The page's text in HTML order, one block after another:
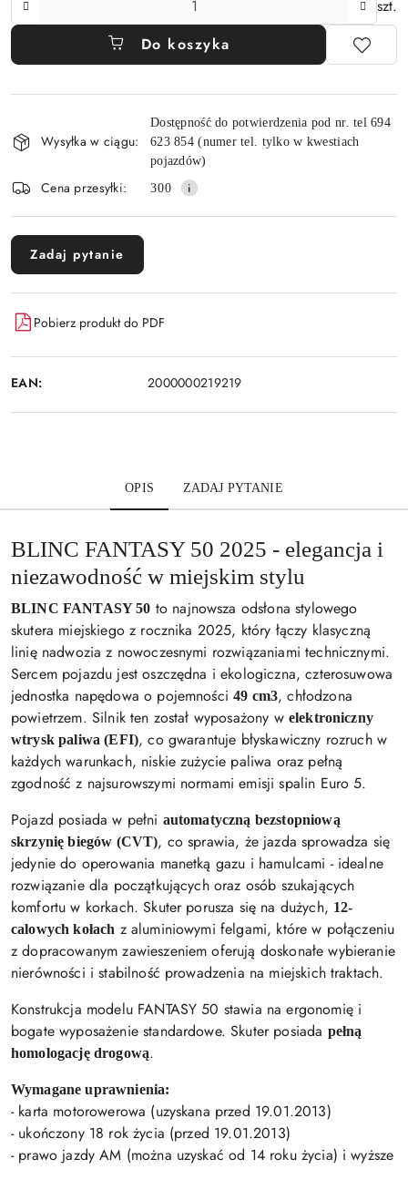
szt.
Do koszyka
i
dostawa
Wysyłka w ciągu:
Dostępność do potwierdzenia pod nr. tel 694
623 854 (numer tel. tylko w kwestiach
pojazdów)
Cena przesyłki: 300
Zadaj pytanie
Pobierz produkt do PDF
EAN: 2000000219219
OPIS ZADAJ PYTANIE
BLINC FANTASY 50 2025 - elegancja i
niezawodność w miejskim stylu
BLINC FANTASY 50 to najnowsza odsłona stylowego
skutera miejskiego z rocznika 2025, który łączy klasyczną
linię nadwozia z nowoczesnymi rozwiązaniami technicznymi.
Sercem pojazdu jest oszczędna i ekologiczna, czterosuwowa
jednostka napędowa o pojemności49 cm3, chłodzona
powietrzem. Silnik ten został wyposażony w elektroniczny
wtrysk paliwa (EFI), co gwarantuje błyskawiczny rozruch w
każdych warunkach, niskie zużycie paliwa oraz pełną
zgodność z najsurowszymi normami emisji spalin Euro 5.
Pojazd posiada w pełni automatyczną bezstopniową
skrzynię biegów (CVT), co sprawia, że jazda sprowadza się
jedynie do operowania manetką gazu i hamulcami - idealne
rozwiązanie dla początkujących oraz osób szukających
komfortu w korkach. Skuter porusza się na dużych, 12-
calowych kołach z aluminiowymi felgami, które w połączeniu
z dopracowanym zawieszeniem oferują doskonałe wybieranie
nierówności i stabilność prowadzenia na miejskich traktach.
Konstrukcja modelu FANTASY 50 stawia na ergonomię i
bogate wyposażenie standardowe. Skuter posiada pełną
homologację drogową.
Wymagane uprawnienia:
- karta motorowerowa (uzyskana przed 19.01.2013)
- ukończony 18 rok życia (przed 19.01.2013)
- prawo jazdy AM (można uzyskać od 14 roku życia) i wyższe